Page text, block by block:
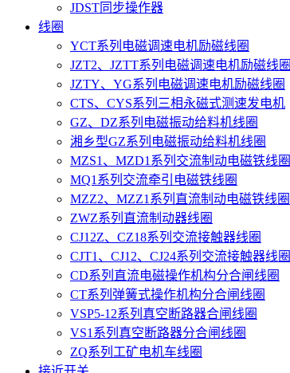
JDST同步操作器
线圈
YCT系列电磁调速电机励磁线圈
JZT2、JZTT系列电磁调速电机励磁线圈
JZTY、YG系列电磁调速电机励磁线圈
CTS、CYS系列三相永磁式测速发电机
GZ、DZ系列电磁振动给料机线圈
湘乡型GZ系列电磁振动给料机线圈
MZS1、MZD1系列交流制动电磁铁线圈
MQ1系列交流牵引电磁铁线圈
MZZ2、MZZ1系列直流制动电磁铁线圈
ZWZ系列直流制动器线圈
CJ12Z、CZ18系列交流接触器线圈
CJT1、CJ12、CJ24系列交流接触器线圈
CD系列直流电磁操作机构分合闸线圈
CT系列弹簧式操作机构分合闸线圈
VSP5-12系列真空断路器合闸线圈
VS1系列真空断路器分合闸线圈
ZQ系列工矿电机车线圈